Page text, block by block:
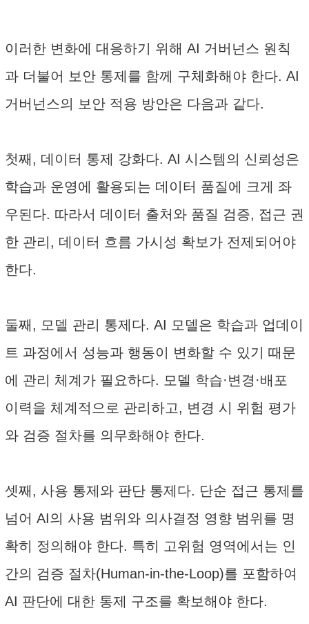
이러한 변화에 대응하기 위해 AI 거버넌스 원칙
과 더불어 보안 통제를 함께 구체화해야 한다. AI
거버넌스의 보안 적용 방안은 다음과 같다.
첫째, 데이터 통제 강화다. AI 시스템의 신뢰성은
학습과 운영에 활용되는 데이터 품질에 크게 좌
우된다. 따라서 데이터 출처와 품질 검증, 접근 권
한 관리, 데이터 흐름 가시성 확보가 전제되어야
한다.
둘째, 모델 관리 통제다. AI 모델은 학습과 업데이
트 과정에서 성능과 행동이 변화할 수 있기 때문
에 관리 체계가 필요하다. 모델 학습·변경·배포
이력을 체계적으로 관리하고, 변경 시 위험 평가
와 검증 절차를 의무화해야 한다.
셋째, 사용 통제와 판단 통제다. 단순 접근 통제를
넘어 AI의 사용 범위와 의사결정 영향 범위를 명
확히 정의해야 한다. 특히 고위험 영역에서는 인
간의 검증 절차(Human-in-the-Loop)를 포함하여
AI 판단에 대한 통제 구조를 확보해야 한다.